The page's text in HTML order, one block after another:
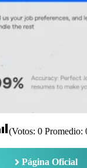
(Votos: 0Promedio:
Página Oficial